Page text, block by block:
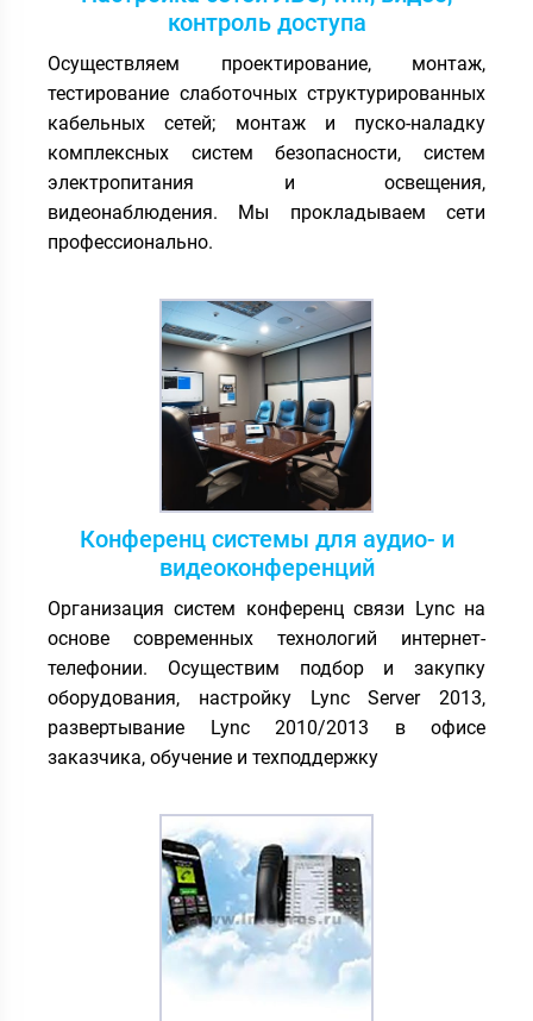
контроль доступа
Осуществляем проектирование, монтаж,
тестирование слаботочных структурированных
кабельных сетей; монтаж и пуско-наладку
комплексных систем безопасности, систем
электропитания и освещения,
видеонаблюдения. Мы прокладываем сети
профессионально.
Конференц системы для аудио- и
видеоконференций
Организация систем конференц связи Lync на
основе современных технологий интернет-
телефонии. Осуществим подбор и закупку
оборудования, настройку Lync Server 2013,
развертывание Lync 2010/2013 в офисе
заказчика, обучение и техподдержку